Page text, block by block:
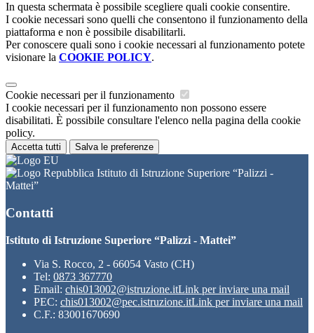
In questa schermata è possibile scegliere quali cookie consentire.
I cookie necessari sono quelli che consentono il funzionamento della
piattaforma e non è possibile disabilitarli.
Per conoscere quali sono i cookie necessari al funzionamento potete
visionare la COOKIE POLICY.
Cookie necessari per il funzionamento
I cookie necessari per il funzionamento non possono essere
disabilitati. È possibile consultare l'elenco nella pagina della cookie
policy.
Accetta tutti Salva le preferenze
Istituto di Istruzione Superiore “Palizzi -
Mattei”
Contatti
Istituto di Istruzione Superiore “Palizzi - Mattei”
Via S. Rocco, 2 - 66054 Vasto (CH)
Tel: 0873 367770
Email: chis013002@istruzione.itLink per inviare una mail
PEC: chis013002@pec.istruzione.itLink per inviare una mail
C.F.: 83001670690